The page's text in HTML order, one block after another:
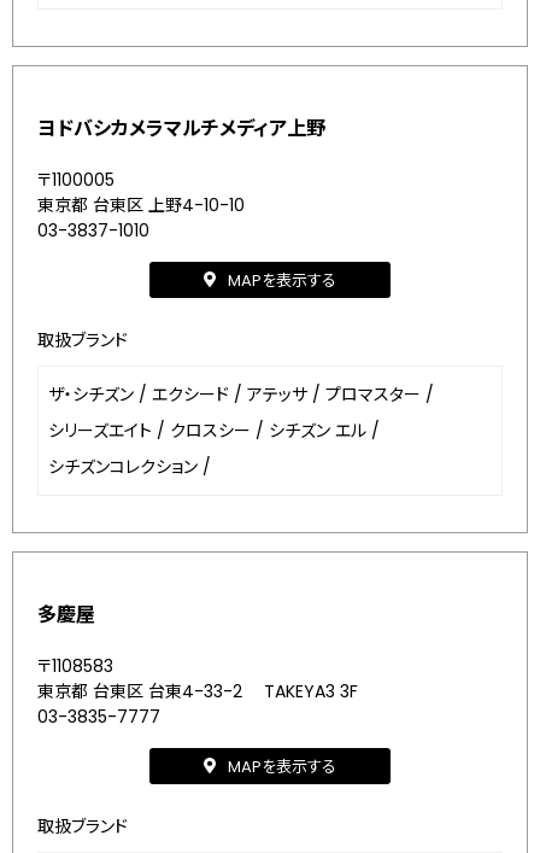
ヨドバシカメラマルチメディア上野
〒1100005
東京都 台東区 上野4-10-10
03-3837-1010
MAPを表示する
取扱ブランド
ザ・シチズン / エクシード / アテッサ / プロマスター /
シリーズエイト / クロスシー / シチズン エル /
シチズンコレクション /
多慶屋
〒1108583
東京都 台東区 台東4-33-2 TAKEYA3 3F
03-3835-7777
MAPを表示する
取扱ブランド